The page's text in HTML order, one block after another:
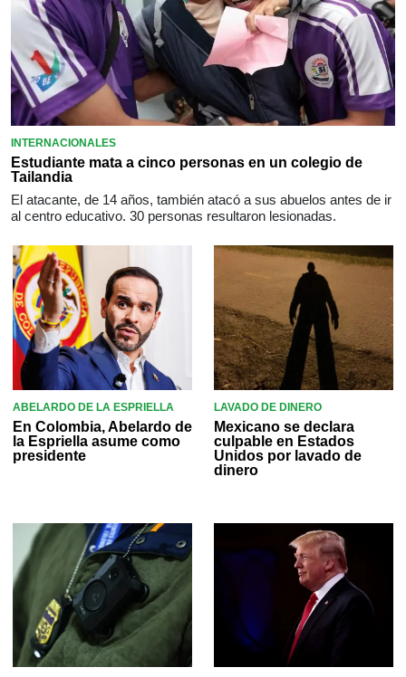
INTERNACIONALES
Estudiante mata a cinco personas en un colegio de
Tailandia
El atacante, de 14 años, también atacó a sus abuelos antes de ir
al centro educativo. 30 personas resultaron lesionadas.
ABELARDO DE LA ESPRIELLA
En Colombia, Abelardo de
la Espriella asume como
presidente
LAVADO DE DINERO
Mexicano se declara
culpable en Estados
Unidos por lavado de
dinero